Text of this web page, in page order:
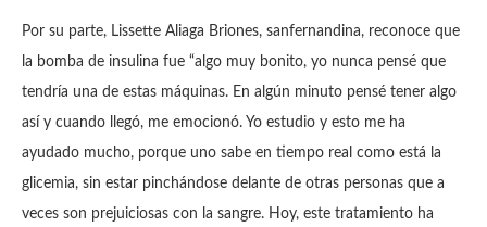
Por su parte, Lissette Aliaga Briones, sanfernandina, reconoce que
la bomba de insulina fue “algo muy bonito, yo nunca pensé que
tendría una de estas máquinas. En algún minuto pensé tener algo
así y cuando llegó, me emocionó. Yo estudio y esto me ha
ayudado mucho, porque uno sabe en tiempo real como está la
glicemia, sin estar pinchándose delante de otras personas que a
veces son prejuiciosas con la sangre. Hoy, este tratamiento ha